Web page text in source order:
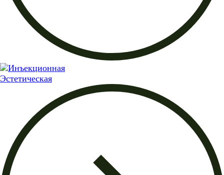
Эстетическая